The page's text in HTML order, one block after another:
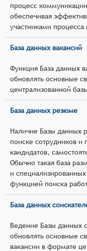
процесс
обеспечивая
участниками процесса
База данных вакансий
Функция База данных
обновлять основные
централизованной
База данных резюме
Наличие Базы данных
поиске сотрудников и
кандидатов,
Обычно такая база
и
функцией поиска
База данных
Ведение Базы данных
обновлять основные
вакансии в формате